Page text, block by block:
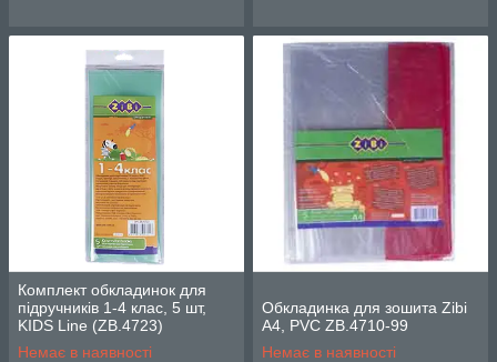
Комплект обкладинок для
підручників 1-4 клас, 5 шт,
KIDS Line (ZB.4723)
Немає в наявності
Обкладинка для зошита Zibi
А4, PVC ZB.4710-99
Немає в наявності